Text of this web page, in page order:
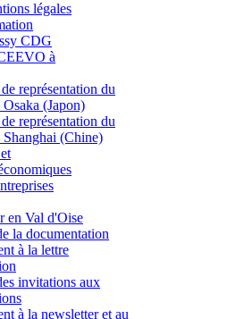
légales
CDG
à
représentation du
(Japon)
représentation du
(Chine)
en Val d'Oise
la documentation
à la lettre
invitations aux
à la newsletter et au